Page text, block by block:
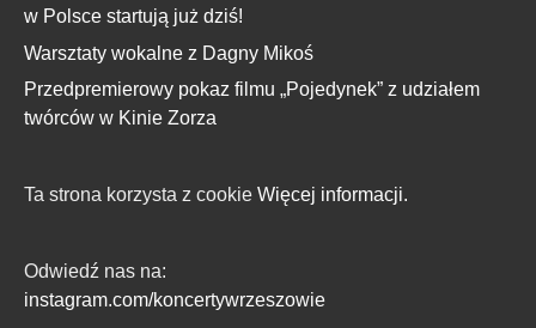
w Polsce startują już dziś!
Warsztaty wokalne z Dagny Mikoś
Przedpremierowy pokaz filmu „Pojedynek” z udziałem
twórców w Kinie Zorza
Ta strona korzysta z cookie Więcej informacji.
Odwiedź nas na:
instagram.com/koncertywrzeszowie